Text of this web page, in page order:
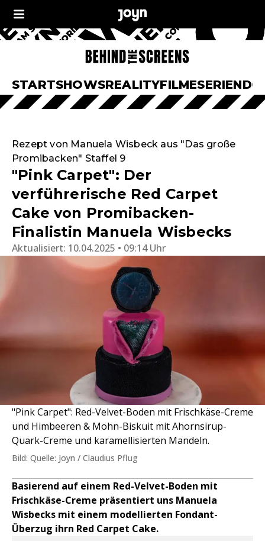
STARTSHOWSREALITYFILMESERIEN
Rezept von Manuela Wisbeck aus "Das große
Promibacken" Staffel 9
"Pink Carpet": Der
verführerische Red Carpet
Cake von Promibacken-
Finalistin Manuela Wisbecks
Aktualisiert: 10.04.2025 • 09:14 Uhr
"Pink Carpet": Red-Velvet-Boden mit Frischkäse-Creme
und Himbeeren & Mohn-Biskuit mit Ahornsirup-
Quark-Creme und karamellisierten Mandeln.
Bild: Quelle: Joyn / Claudius Pflug
Basierend auf einem Red-Velvet-Boden mit
Frischkäse-Creme präsentiert uns Manuela
Wisbecks mit einem modellierten Fondant-
Überzug ihrn Red Carpet Cake.